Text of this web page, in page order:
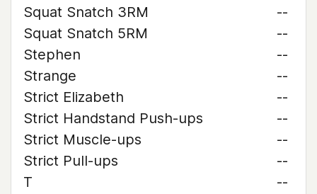
Squat Snatch 3RM
--
Squat Snatch 5RM
--
Stephen
--
Strange
--
Strict Elizabeth
--
Strict Handstand Push-ups
--
Strict Muscle-ups
--
Strict Pull-ups
--
T
--